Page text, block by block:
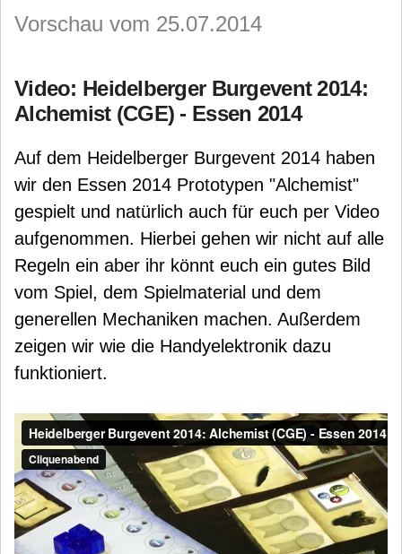
Vorschau vom 25.07.2014
Video: Heidelberger Burgevent 2014:
Alchemist (CGE) - Essen 2014
Auf dem Heidelberger Burgevent 2014 haben
wir den Essen 2014 Prototypen "Alchemist"
gespielt und natürlich auch für euch per Video
aufgenommen. Hierbei gehen wir nicht auf alle
Regeln ein aber ihr könnt euch ein gutes Bild
vom Spiel, dem Spielmaterial und dem
generellen Mechaniken machen. Außerdem
zeigen wir wie die Handyelektronik dazu
funktioniert.